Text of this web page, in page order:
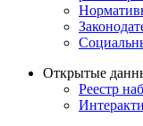
Открытые
Реестр